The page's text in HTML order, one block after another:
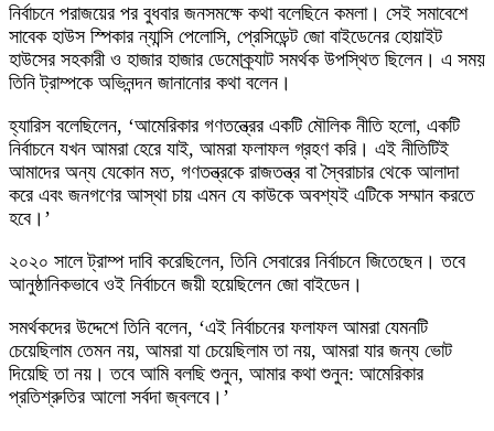
নির্বাচনে পরাজয়ের পর বুধবার জনসমক্ষে কথা বলেছিনে কমলা। সেই সমাবেশে
সাবেক হাউস স্পিকার ন্যান্সি পেলোসি, প্রেসিডেন্ট জো বাইডেনের হোয়াইট
হাউসের সহকারী ও হাজার হাজার ডেমোক্র্যাট সমর্থক উপস্থিত ছিলেন। এ সময়
তিনি ট্রাম্পকে অভিনন্দন জানানোর কথা বলেন।
হ্যারিস বলেছিলেন, ‘আমেরিকার গণতন্ত্রের একটি মৌলিক নীতি হলো, একটি
নির্বাচনে যখন আমরা হেরে যাই, আমরা ফলাফল গ্রহণ করি। এই নীতিটিই
আমাদের অন্য যেকোন মত, গণতন্ত্রকে রাজতন্ত্র বা স্বৈরাচার থেকে আলাদা
করে এবং জনগণের আস্থা চায় এমন যে কাউকে অবশ্যই এটিকে সম্মান করতে
হবে।’
২০২০ সালে ট্রাম্প দাবি করেছিলেন, তিনি সেবারের নির্বাচনে জিতেছেন। তবে
আনুষ্ঠানিকভাবে ওই নির্বাচনে জয়ী হয়েছিলেন জো বাইডেন।
সমর্থকদের উদ্দেশে তিনি বলেন, ‘এই নির্বাচনের ফলাফল আমরা যেমনটি
চেয়েছিলাম তেমন নয়, আমরা যা চেয়েছিলাম তা নয়, আমরা যার জন্য ভোট
দিয়েছি তা নয়। তবে আমি বলছি শুনুন, আমার কথা শুনুন: আমেরিকার
প্রতিশ্রুতির আলো সর্বদা জ্বলবে।’